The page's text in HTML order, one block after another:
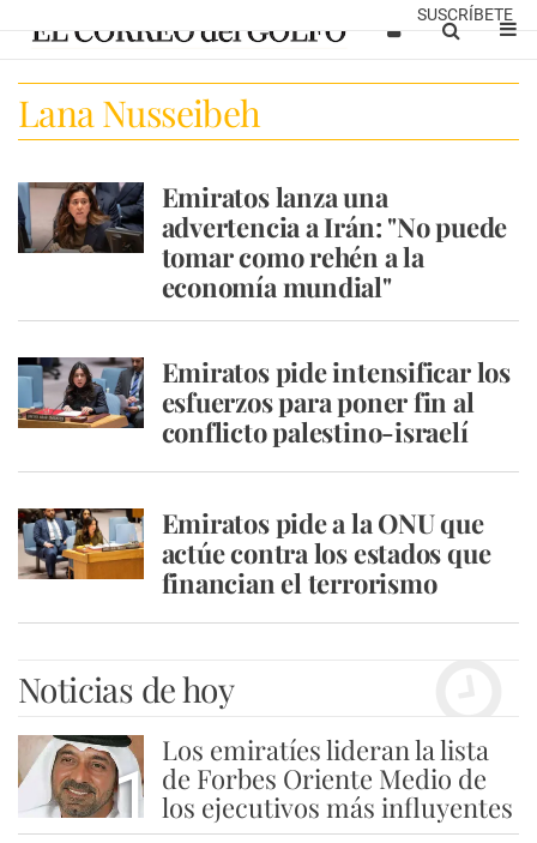
SUSCRÍBETE
Lana Nusseibeh
Emiratos lanza una
advertencia a Irán: "No puede
tomar como rehén a la
economía mundial"
Emiratos pide intensificar los
esfuerzos para poner fin al
conflicto palestino-israelí
Emiratos pide a la ONU que
actúe contra los estados que
financian el terrorismo
Noticias de hoy
1
Los emiratíes lideran la lista
de Forbes Oriente Medio de
los ejecutivos más influyentes